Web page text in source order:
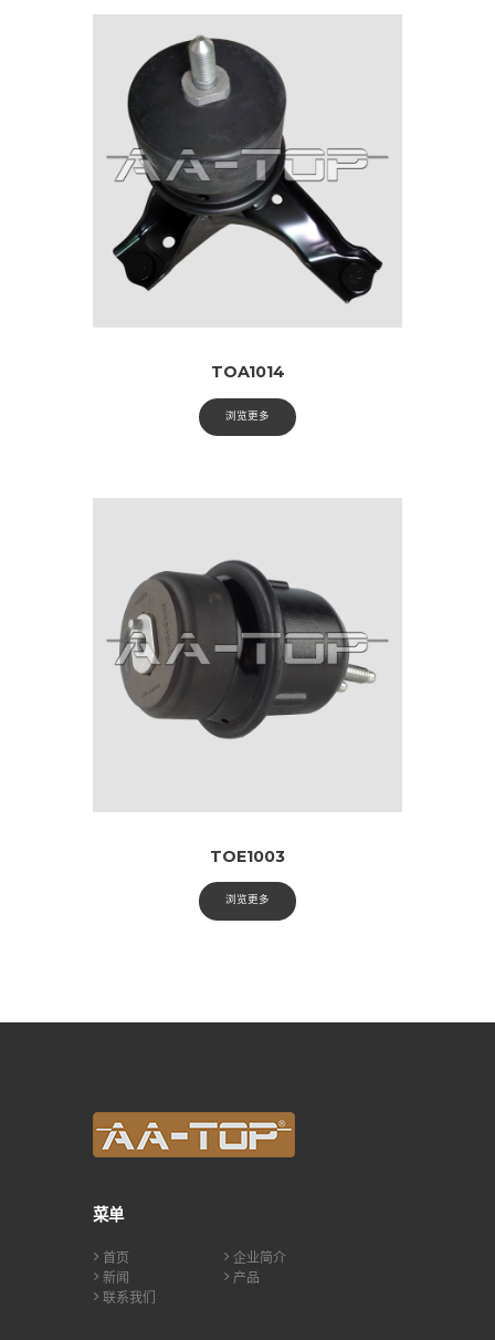
TOA1014
浏览更多
TOE1003
浏览更多
菜单
首页
企业简介
新闻
产品
联系我们